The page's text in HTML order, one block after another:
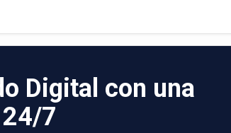
Digital con una
7